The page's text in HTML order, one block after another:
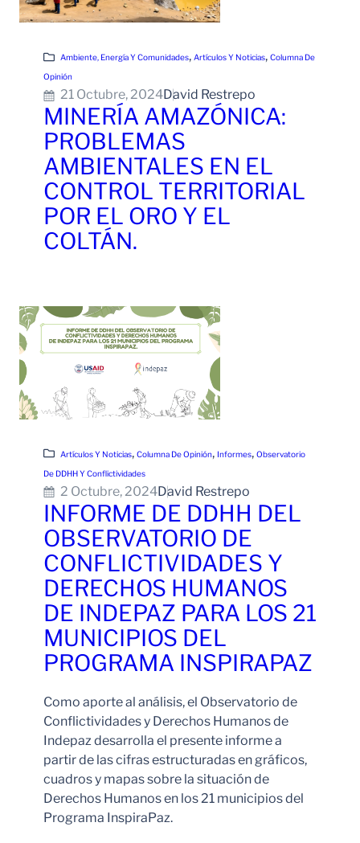
Ambiente, Energía Y Comunidades, Artículos Y Noticias, Columna De
Opinión
21 Octubre, 2024David Restrepo
MINERÍA AMAZÓNICA:
PROBLEMAS
AMBIENTALES EN EL
CONTROL TERRITORIAL
POR EL ORO Y EL
COLTÁN.
Artículos Y Noticias, Columna De Opinión, Informes, Observatorio
De DDHH Y Conflictividades
2 Octubre, 2024David Restrepo
INFORME DE DDHH DEL
OBSERVATORIO DE
CONFLICTIVIDADES Y
DERECHOS HUMANOS
DE INDEPAZ PARA LOS 21
MUNICIPIOS DEL
PROGRAMA INSPIRAPAZ
Como aporte al análisis, el Observatorio de
Conflictividades y Derechos Humanos de
Indepaz desarrolla el presente informe a
partir de las cifras estructuradas en gráficos,
cuadros y mapas sobre la situación de
Derechos Humanos en los 21 municipios del
Programa InspiraPaz.